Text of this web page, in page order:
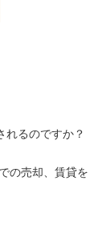
れるのですか？
の売却、賃貸を